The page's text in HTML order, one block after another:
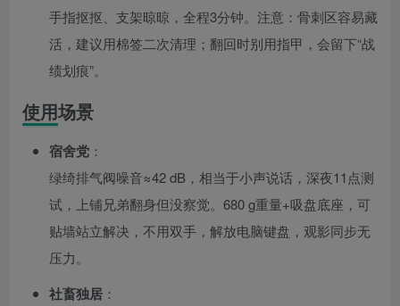
手指抠抠、支架晾晾，全程3分钟。注意：骨刺区容易藏
活，建议用棉签二次清理；翻回时别用指甲，会留下“战
绩划痕”。
使用场景
宿舍党 ：
绿绮排气阀噪音≈42 dB，相当于小声说话，深夜11点测
试，上铺兄弟翻身但没察觉。680 g重量+吸盘底座，可
贴墙站立解决，不用双手，解放电脑键盘，观影同步无
压力。
社畜独居 ：